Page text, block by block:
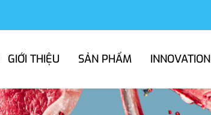
GIỚI THIỆU SẢN PHẨM INNOVATION